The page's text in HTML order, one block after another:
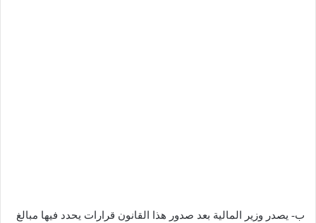
ب- يصدر وزير المالية بعد صدور هذا القانون قرارات يحدد فيها مبالغ